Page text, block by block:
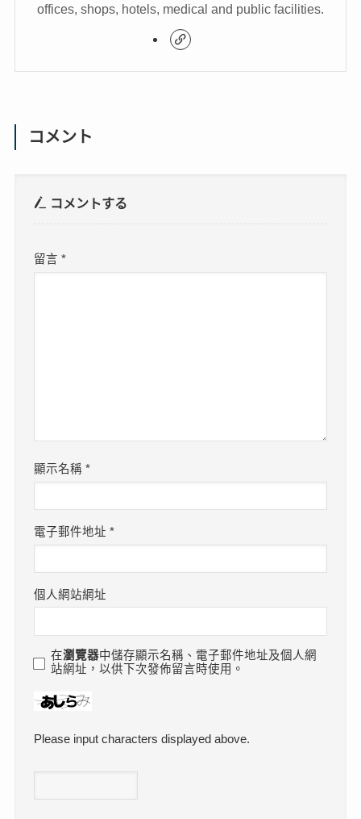
offices, shops, hotels, medical and public facilities.
コメント
コメントする
留言*
顯示名稱*
電子郵件地址*
個人網站網址
在瀏覽器中儲存顯示名稱、電子郵件地址及個人網
站網址，以供下次發佈留言時使用。
Please input characters displayed above.